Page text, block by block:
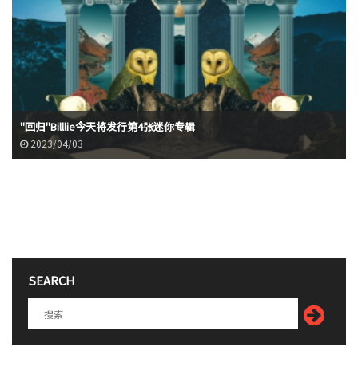
"回归"Billlie今天将发行第4张迷你专辑
2023/04/03
SEARCH